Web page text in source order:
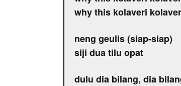
why this kolaveri
neng geulis (siap-siap)
siji dua tilu opat
dulu dia bilang, dia